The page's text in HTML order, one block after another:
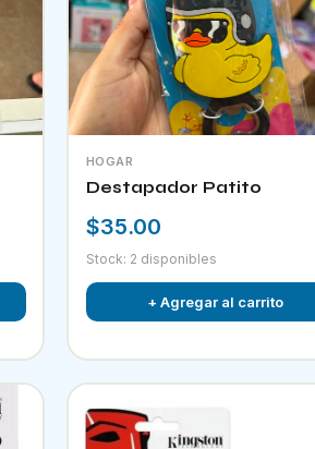
HOGAR
Destapador Patito
$35.00
Stock: 2 disponibles
+ Agregar al carrito